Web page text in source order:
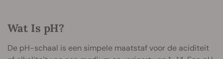
Wat Is pH?
De pH-schaal is een simpele maatstaf voor de aciditeit